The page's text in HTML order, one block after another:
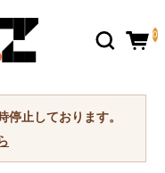
0
止しております。